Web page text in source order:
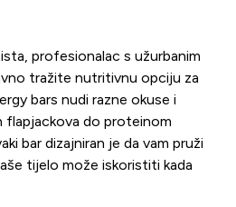
profesionalac s užurbanim
tražite nutritivnu opciju za
bars nudi razne okuse i
flapjackova do proteinom
bar dizajniran je da vam pruži
tijelo može iskoristiti kada